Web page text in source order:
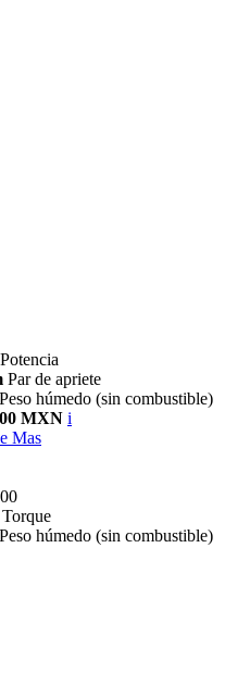
Potencia
Par de apriete
Peso húmedo (sin combustible)
MXN i
Mas
Torque
Peso húmedo (sin combustible)